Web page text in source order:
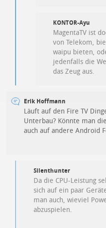
KONTOR-Ayu
MagentaTV ist
von Telekom,
waipu bieten,
jedenfalls die
das Zeug aus.
Erik Hoffmann
Läuft auf den Fire TV
Unterbau? Könnte man
auch auf andere Android
Silenthunter
Da die CPU-Leistung
sich auf ein paar
man auch, wieviel
abzuspielen.